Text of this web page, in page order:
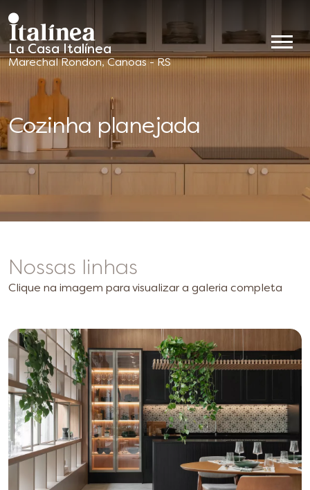
La Casa Italínea
Móveis
Planejados
Marechal Rondon, Canoas - RS
Cozinha planejada
Nossas linhas
Clique na imagem para visualizar a galeria completa